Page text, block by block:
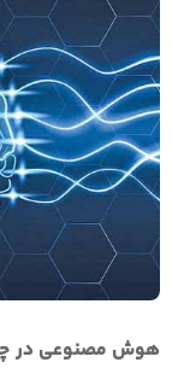
هوش مصنوعی در